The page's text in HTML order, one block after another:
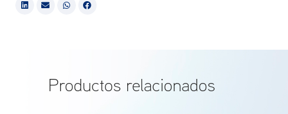
Productos relacionados